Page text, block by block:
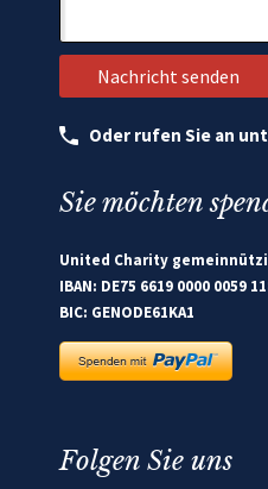
Oder rufen Sie an
Sie möchten
United Charity
IBAN: DE75 6619 0000 0059
BIC: GENODE61KA1
Folgen Sie uns